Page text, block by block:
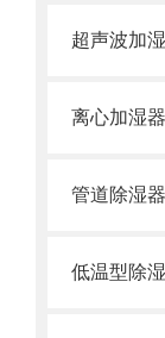
超声波加
离心加湿器
管道除湿器
低温型除